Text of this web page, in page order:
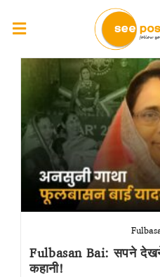
Fulbasan Bai: सपने देखने
कहानी!